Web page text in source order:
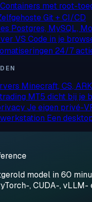
Containers met root-
Git + CI/CD
Postgres, MySQL,
VS Code in je
24/7
Minecraft, CS,
MT5 dicht bij je
Je eigen privé-
Een
model in 60
, CUDA-, vLLM-